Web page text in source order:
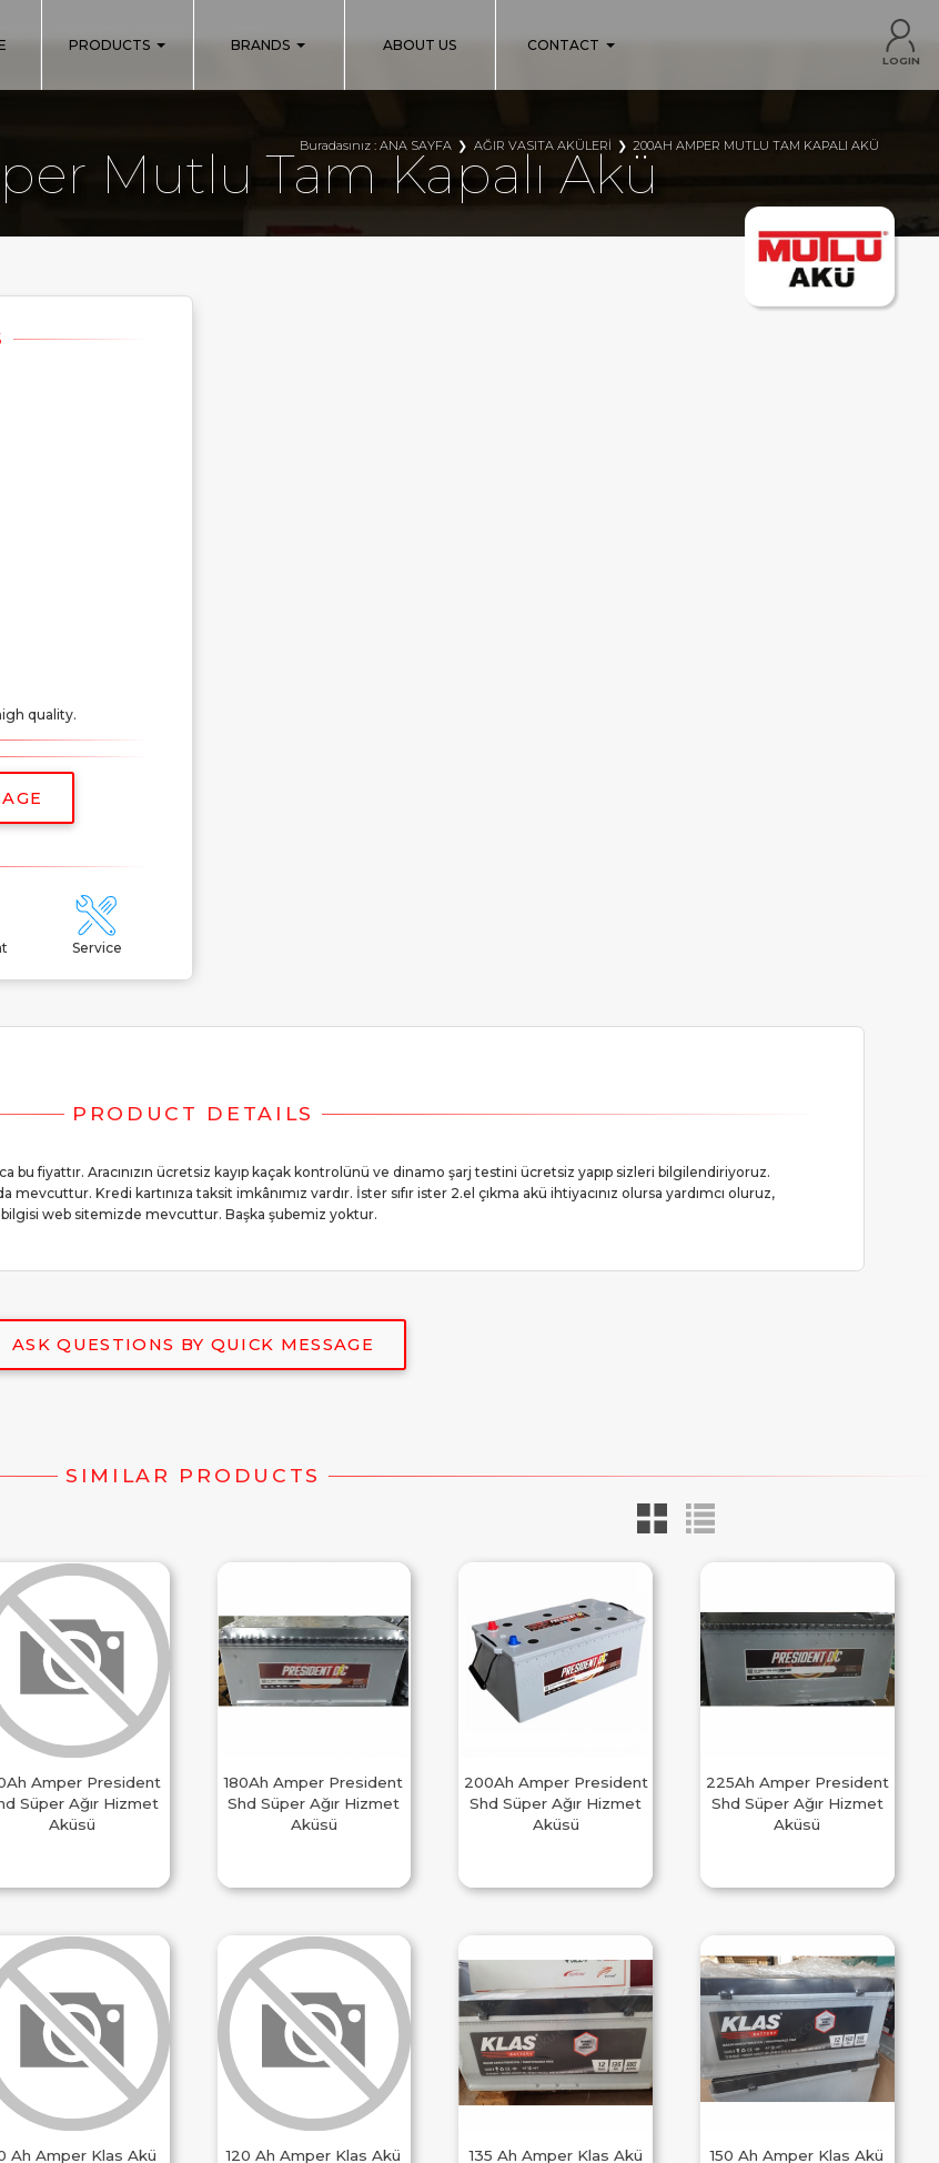
LOGIN
PRODUCTS BRANDS ABOUT US CONTACT
Buradasınız : 200AH AMPER MUTLU TAM KAPALI AKÜ
AĞIR VASITA AKÜLERI
ANA SAYFA
Mutlu Tam Kapalı Akü
quality.
Service
bu fiyattır. Aracınızın ücretsiz kayıp kaçak kontrolünü ve dinamo şarj testini ücretsiz yapıp sizleri bilgilendiriyoruz.
Kredi kartınıza taksit imkânımız vardır. İster sıfır ister 2.el çıkma akü ihtiyacınız olursa yardımcı oluruz,
web sitemizde mevcuttur. Başka şubemiz yoktur.
ASK QUESTIONS BY QUICK MESSAGE
Amper President
Süper Ağır Hizmet
Aküsü
180Ah Amper President
Shd Süper Ağır Hizmet
Aküsü
200Ah Amper President
Shd Süper Ağır Hizmet
Aküsü
225Ah Amper President
Shd Süper Ağır Hizmet
Aküsü
Ah Amper Klas Akü
120 Ah Amper Klas Akü
135 Ah Amper Klas Akü
150 Ah Amper Klas Akü